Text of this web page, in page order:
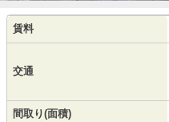
賃料
交通
間取り(面積)